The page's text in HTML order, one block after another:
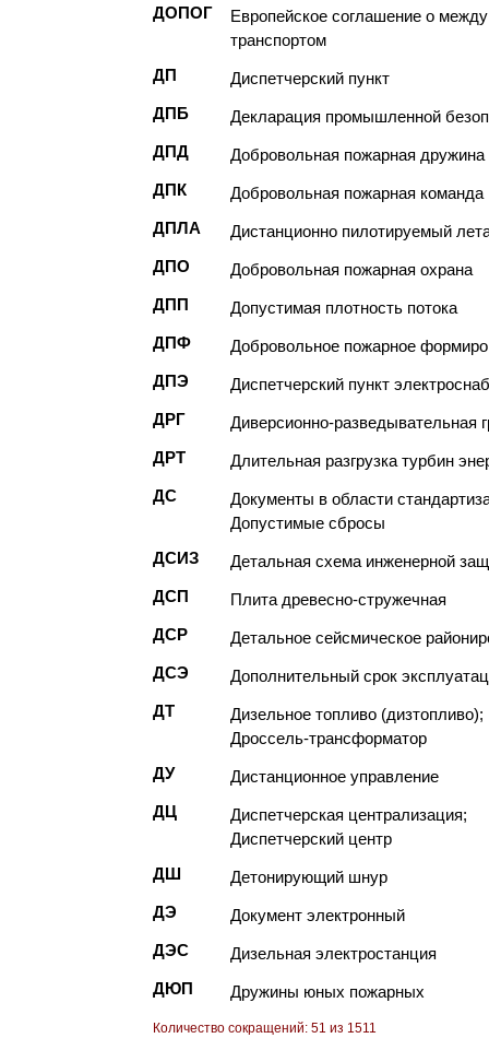
ДОПОГ
Европейское соглашение о
транспортом
ДП
Диспетчерский пункт
ДПБ
Декларация промышленной
ДПД
Добровольная пожарная дружина
ДПК
Добровольная пожарная команда
ДПЛА
Дистанционно пилотируемый
ДПО
Добровольная пожарная охрана
ДПП
Допустимая плотность потока
ДПФ
Добровольное пожарное
ДПЭ
Диспетчерский пункт
ДРГ
Диверсионно-разведывательная
ДРТ
Длительная разгрузка турбин
ДС
Документы в области
Допустимые сбросы
ДСИЗ
Детальная схема инженерной
ДСП
Плита древесно-стружечная
ДСР
Детальное сейсмическое
ДСЭ
Дополнительный срок
ДТ
Дизельное топливо (дизтопливо);
Дроссель-трансформатор
ДУ
Дистанционное управление
ДЦ
Диспетчерская централизация;
Диспетчерский центр
ДШ
Детонирующий шнур
ДЭ
Документ электронный
ДЭС
Дизельная электростанция
ДЮП
Дружины юных пожарных
Количество сокращений: 51 из 1511